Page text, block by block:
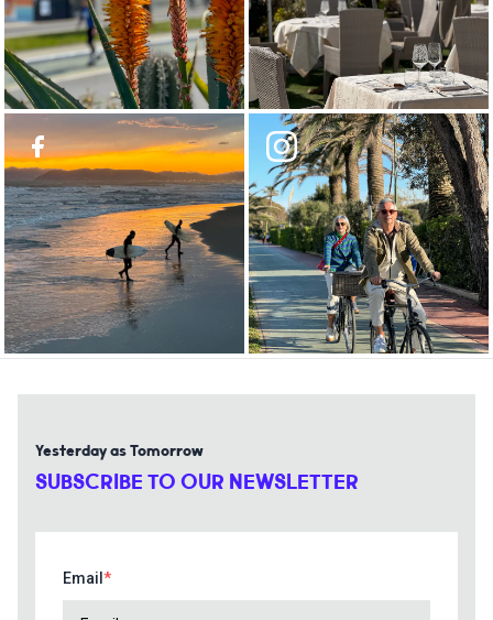
Yesterday as Tomorrow
SUBSCRIBE TO OUR NEWSLETTER
Email